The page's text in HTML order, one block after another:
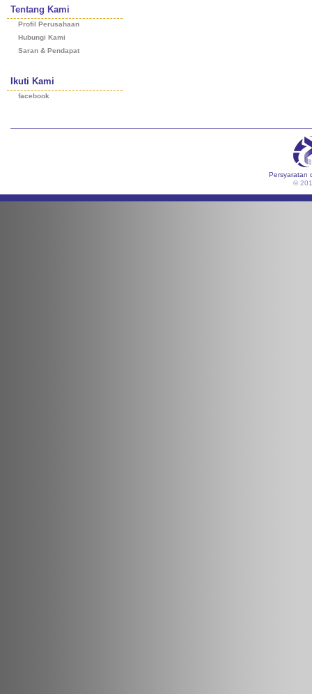
Tentang Kami
Profil Perusahaan
Hubungi Kami
Saran & Pendapat
Ikuti Kami
facebook
Persyaratan
©